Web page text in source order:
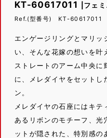
KT-60617011 |フェ
Ref.(型番号) KT-60617011
エンゲージリングとマリッ
い、そんな花嫁の想いを叶
ストレートのアーム中央に
に、メレダイヤをセットし
ン。
メレダイヤの石座にはキ
あるリボンのモチーフ、光
ットが隠された、特別感の